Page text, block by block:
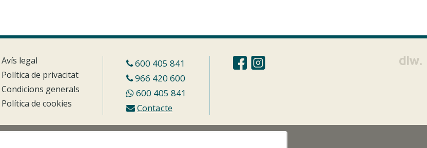
Avís legal
Política de privacitat
Condicions generals
Política de cookies
600 405 841
966 420 600
600 405 841
Contacte